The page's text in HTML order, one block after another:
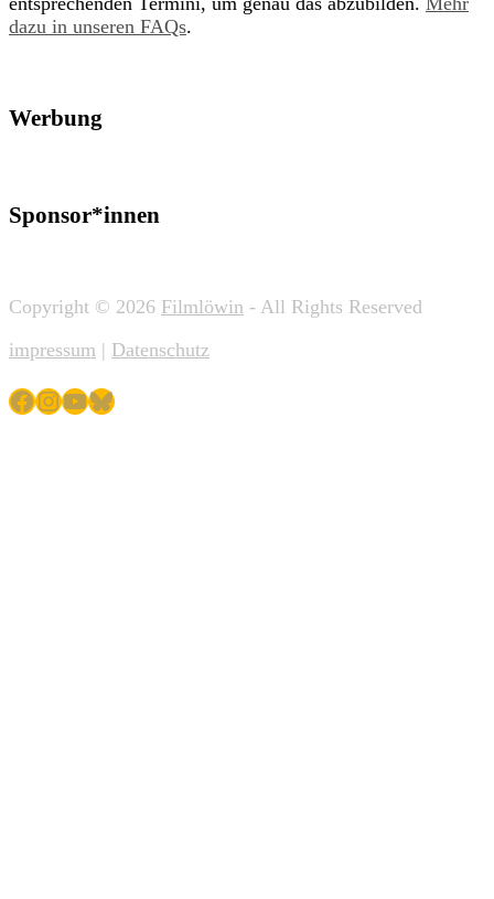
dazu in unseren FAQs.
Werbung
Sponsor*innen
Copyright © 2026 Filmlöwin - All Rights Reserved
impressum | Datenschutz
Facebook
Instagram
YouTube
Bluesky